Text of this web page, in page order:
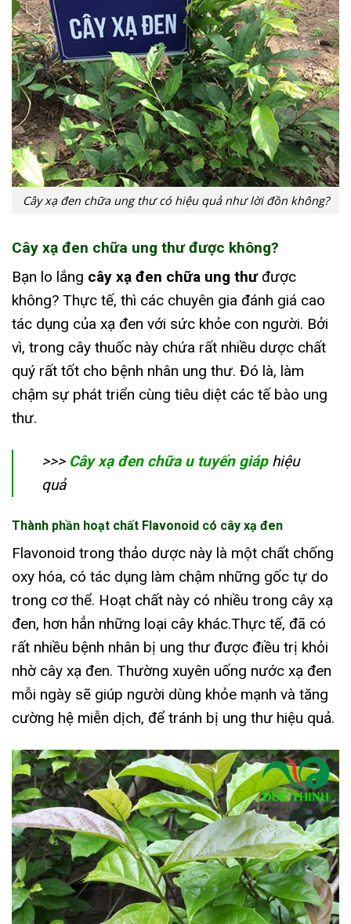
Cây xạ đen chữa ung thư có hiệu quả như lời đồn không?
Cây xạ đen chữa ung thư được không?
Bạn lo lắng cây xạ đen chữa ung thưđược
không? Thực tế, thì các chuyên gia đánh giá cao
tác dụng của xạ đen với sức khỏe con người. Bởi
vì, trong cây thuốc này chứa rất nhiều dược chất
quý rất tốt cho bệnh nhân ung thư. Đó là, làm
chậm sự phát triển cùng tiêu diệt các tế bào ung
thư.
>>> Cây xạ đen chữa u tuyến giáphiệu
quả
Thành phần hoạt chất Flavonoid có cây xạ đen
Flavonoid trong thảo dược này là một chất chống
oxy hóa, có tác dụng làm chậm những gốc tự do
trong cơ thể. Hoạt chất này có nhiều trong cây xạ
đen, hơn hẳn những loại cây khác.Thực tế, đã có
rất nhiều bệnh nhân bị ung thư được điều trị khỏi
nhờ cây xạ đen. Thường xuyên uống nước xạ đen
mỗi ngày sẽ giúp người dùng khỏe mạnh và tăng
cường hệ miễn dịch, để tránh bị ung thư hiệu quả.